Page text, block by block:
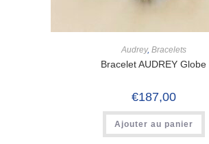
Audrey, Bracelets
Bracelet AUDREY Globe
€187,00
Ajouter au panier